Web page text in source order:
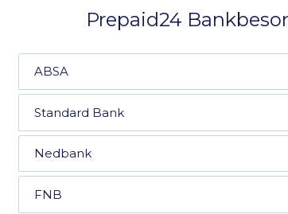
Prepaid24
ABSA
Standard Bank
Nedbank
FNB